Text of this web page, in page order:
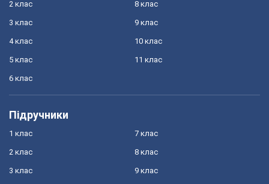
2 клас
3 клас
4 клас
5 клас
6 клас
8 клас
9 клас
10 клас
11 клас
Підручники
1 клас
2 клас
3 клас
7 клас
8 клас
9 клас